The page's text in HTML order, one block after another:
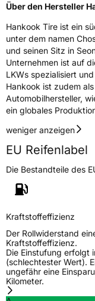
Über den Hersteller
Hankook Tire ist ein
unter dem namen
und seinen Sitz in
Unternehmen ist auf
LKWs spezialisiert
Hankook ist zudem
Automobilhersteller,
ein globales
weniger anzeigen
EU Reifenlabel
Die Bestandteile des
Kraftstoffeffizienz
Der Rollwiderstand
Kraftstoffeffizienz.
Die Einstufung erfolgt
(schlechtester Wert).
ungefähr eine
Kilometer.